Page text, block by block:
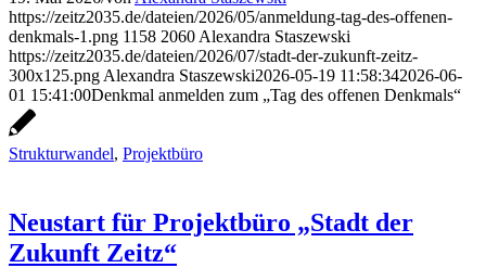
https://zeitz2035.de/dateien/2026/05/anmeldung-tag-des-offenen-
denkmals-1.png 1158 2060 Alexandra Staszewski
https://zeitz2035.de/dateien/2026/07/stadt-der-zukunft-zeitz-
300x125.png Alexandra Staszewski2026-05-19 11:58:342026-06-
01 15:41:00Denkmal anmelden zum „Tag des offenen Denkmals“
Strukturwandel, Projektbüro
Neustart für Projektbüro „Stadt der
Zukunft Zeitz“